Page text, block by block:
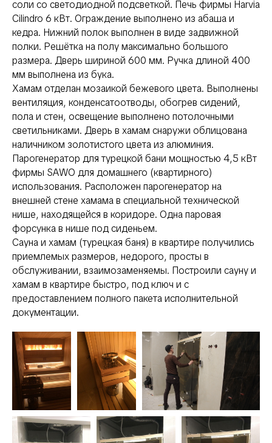
соли со светодиодной подсветкой. Печь фирмы Harvia
Cilindro 6 кВт. Ограждение выполнено из абаша и
кедра. Нижний полок выполнен в виде задвижной
полки. Решётка на полу максимально большого
размера. Дверь шириной 600 мм. Ручка длиной 400
мм выполнена из бука.
Хамам отделан мозаикой бежевого цвета. Выполнены
вентиляция, конденсатоотводы, обогрев сидений,
пола и стен, освещение выполнено потолочными
светильниками. Дверь в хамам снаружи облицована
наличником золотистого цвета из алюминия.
Парогенератор для турецкой бани мощностью 4,5 кВт
фирмы SAWO для домашнего (квартирного)
использования. Расположен парогенератор на
внешней стене хамама в специальной технической
нише, находящейся в коридоре. Одна паровая
форсунка в нише под сиденьем.
Сауна и хамам (турецкая баня) в квартире получились
приемлемых размеров, недорого, просты в
обслуживании, взаимозаменяемы. Построили сауну и
хамам в квартире быстро, под ключ и с
предоставлением полного пакета исполнительной
документации.